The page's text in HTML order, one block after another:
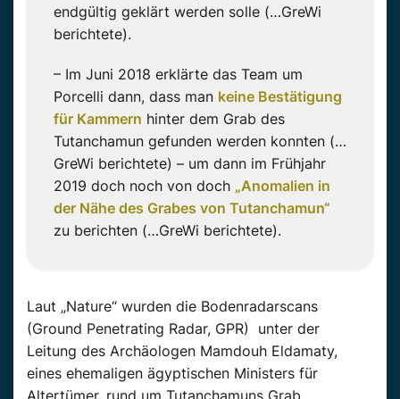
endgültig geklärt werden solle (…GreWi
berichtete).
– Im Juni 2018 erklärte das Team um
Porcelli dann, dass man keine Bestätigung
für Kammern hinter dem Grab des
Tutanchamun gefunden werden konnten (…
GreWi berichtete) – um dann im Frühjahr
2019 doch noch von doch „Anomalien in
der Nähe des Grabes von Tutanchamun“
zu berichten (…GreWi berichtete).
Laut „Nature“ wurden die Bodenradarscans
(Ground Penetrating Radar, GPR) unter der
Leitung des Archäologen Mamdouh Eldamaty,
eines ehemaligen ägyptischen Ministers für